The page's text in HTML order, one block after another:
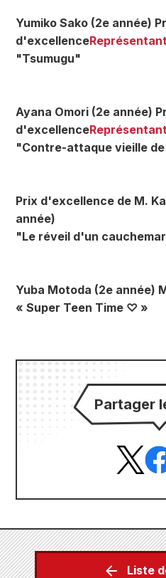
Yumiko Sako (2e année)
d'excellence
"Tsumugu"
Ayana Omori (2e année)
d'excellence
"Contre-attaque vieille
Prix d'excellence de M.
année)
"Le réveil d'un
Yuba Motoda (2e année)
« Super Teen Time ♡ »
Partager
Liste